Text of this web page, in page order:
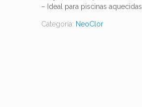
– Ideal para piscinas aquecidas.
Categoria: NeoClor